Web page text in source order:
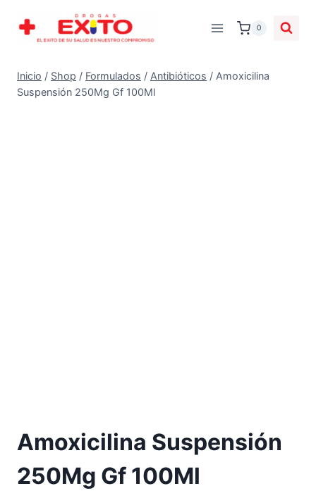
0
Inicio / Shop / Formulados / Antibióticos / Amoxicilina
Suspensión 250Mg Gf 100Ml
Amoxicilina Suspensión
250Mg Gf 100Ml